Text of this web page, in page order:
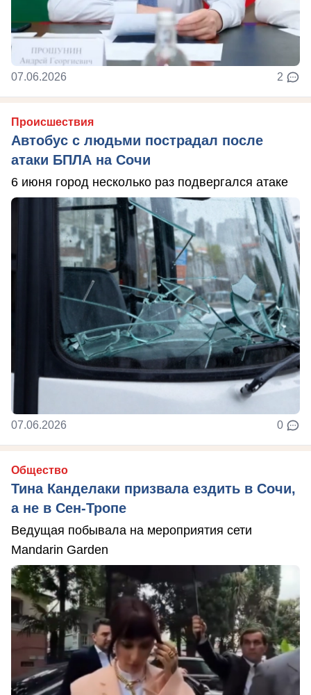
07.06.2026 2
Происшествия
Автобус с людьми пострадал после
атаки БПЛА на Сочи
6 июня город несколько раз подвергался атаке
07.06.2026 0
Общество
Тина Канделаки призвала ездить в Сочи,
а не в Сен-Тропе
Ведущая побывала на мероприятия сети
Mandarin Garden